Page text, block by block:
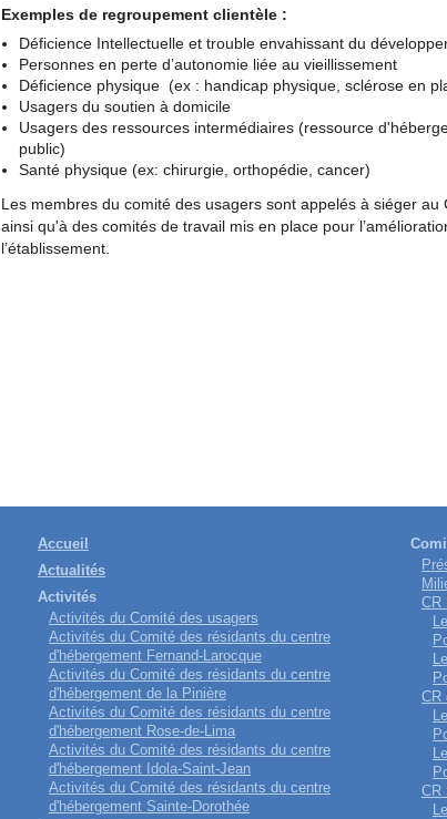
Exemples de regroupement clientèle :
Déficience Intellectuelle et trouble envahissant du
Personnes en perte d’autonomie liée au vieillissement
Déficience physique (ex : handicap physique, sclérose en
Usagers du soutien à domicile
Usagers des ressources intermédiaires (ressource
public)
Santé physique (ex: chirurgie, orthopédie, cancer)
Les membres du comité des usagers sont appelés à siéger
ainsi qu'à des comités de travail mis en place pour
l’établissement.
Accueil
Actualités
Activités
Activités du Comité des usagers
Activités du Comité des résidants du centre
d'hébergement Fernand-Larocque
Activités du Comité des résidants du centre
d'hébergement de la Pinière
Activités du Comité des résidants du centre
d'hébergement Rose-de-Lima
Activités du Comité des résidants du centre
d'hébergement Idola-Saint-Jean
Activités du Comité des résidants du centre
d'hébergement Sainte-Dorothée
CR
CR
CR